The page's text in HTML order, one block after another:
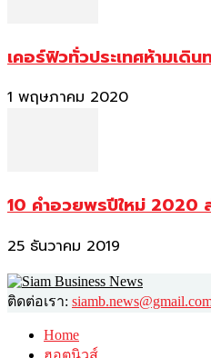
เคอร์ฟิวทั่วประเทศห้ามเดิ
1 พฤษภาคม 2020
10 คำอวยพรปีใหม่ 2020
25 ธันวาคม 2019
ติดต่อเรา:
Home
ฮอตนิวส์